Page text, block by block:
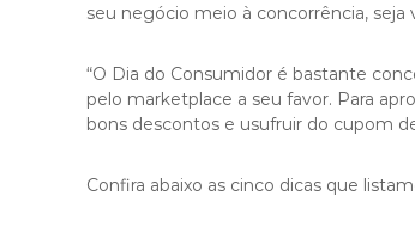
seu negócio meio à concorrência,
“O Dia do Consumidor é bastante
pelo marketplace a seu favor. Para
bons descontos e usufruir do cupom
Confira abaixo as cinco dicas que